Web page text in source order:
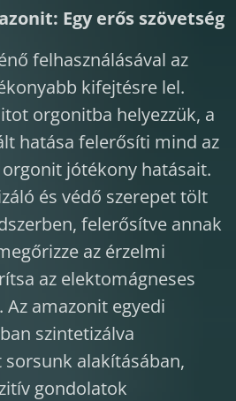
Egy erős szövetség
felhasználásával az
kifejtésre lel.
orgonitba helyezzük, a
hatása felerősíti mind az
jótékony hatásait.
és védő szerepet tölt
felerősítve annak
az érzelmi
az elektomágneses
amazonit egyedi
szintetizálva
alakításában,
gondolatok